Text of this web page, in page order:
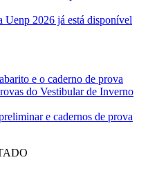
Uenp 2026 já está disponível
e o caderno de prova
do Vestibular de Inverno
e cadernos de prova